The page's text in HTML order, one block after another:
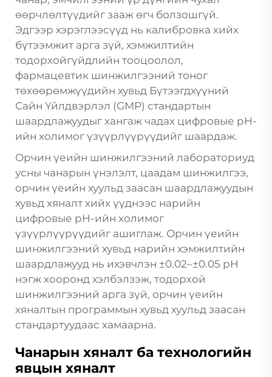
өөрчлөлтүүдийг зааж өгч болзошгүй.
Эдгээр хэрэглээсүүд нь калибровка хийх
бүтээмжит арга зүй, хэмжилтийн
тодорхойгүйдлийн тооцоолол,
фармацевтик шинжилгээний тоног
төхөөрөмжүүдийн хувьд Бүтээгдхүүний
Сайн Үйлдвэрлэл (GMP) стандартын
шаардлажуудыг хангаж чадах цифровые pH-
ийн холимог үзүүрлүүрүүдийг шаардаж.
Орчин үеийн шинжилгээний лабораториуд
усны чанарын үнэлэлт, цаадам шинжилгээ,
орчин үеийн хуульд заасан шаардлажуудын
хувьд хяналт хийх үүднээс нарийн
цифровые pH-ийн холимог
үзүүрлүүрүүдийг ашиглаж. Орчин үеийн
шинжилгээний хувьд нарийн хэмжилтийн
шаардлажууд нь ихэвчлэн ±0.02–±0.05 pH
нэгж хооронд хэлбэлзэж, тодорхой
шинжилгээний арга зүй, орчин үеийн
хяналтын программын хувьд хуульд заасан
стандартуудаас хамаарна.
Чанарын хяналт ба технологийн
явцын хяналт